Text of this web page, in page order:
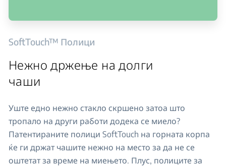
SoftTouch™ Полици
Нежно држење на долги
чаши
Уште едно нежно стакло скршено затоа што
тропало на други работи додека се миело?
Патентираните полици SoftTouch на горната корпа
ќе ги држат чашите нежно на место за да не се
оштетат за време на миењето. Плус, полиците за